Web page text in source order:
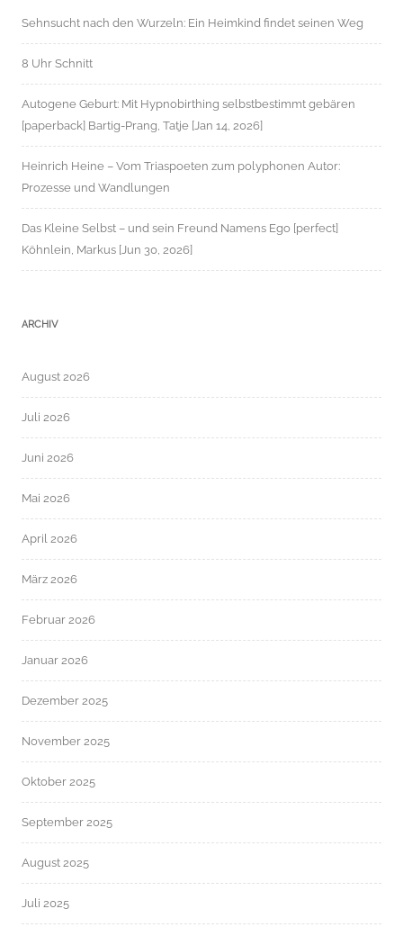
Sehnsucht nach den Wurzeln: Ein Heimkind findet seinen Weg
8 Uhr Schnitt
Autogene Geburt: Mit Hypnobirthing selbstbestimmt gebären
[paperback] Bartig-Prang, Tatje [Jan 14, 2026]
Heinrich Heine – Vom Triaspoeten zum polyphonen Autor:
Prozesse und Wandlungen
Das Kleine Selbst – und sein Freund Namens Ego [perfect]
Köhnlein, Markus [Jun 30, 2026]
ARCHIV
August 2026
Juli 2026
Juni 2026
Mai 2026
April 2026
März 2026
Februar 2026
Januar 2026
Dezember 2025
November 2025
Oktober 2025
September 2025
August 2025
Juli 2025